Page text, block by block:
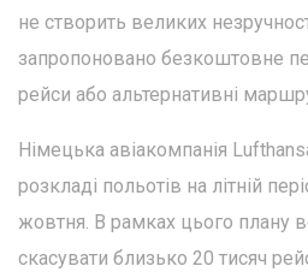
не створить великих
запропоновано безкоштовне
рейси або альтернативні
Німецька авіакомпанія
розкладі польотів на літній
жовтня. В рамках цього плану
скасувати близько 20 тисяч